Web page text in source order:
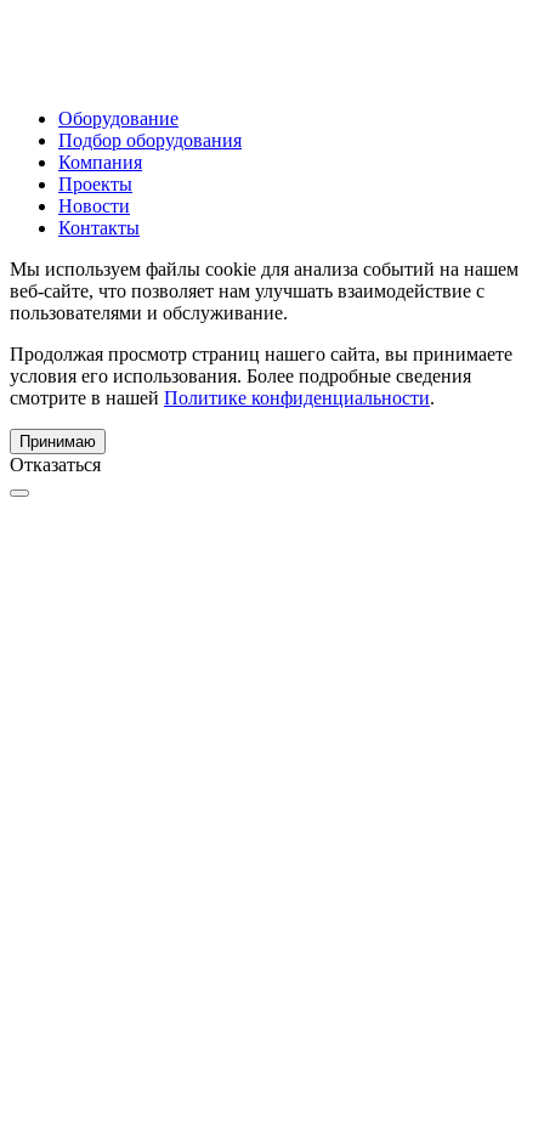
Оборудование
Подбор оборудования
Компания
Проекты
Новости
Контакты
Мы используем файлы cookie для анализа событий на нашем
веб-сайте, что позволяет нам улучшать взаимодействие с
пользователями и обслуживание.
Продолжая просмотр страниц нашего сайта, вы принимаете
условия его использования. Более подробные сведения
смотрите в нашей Политике конфиденциальности.
Принимаю
Отказаться